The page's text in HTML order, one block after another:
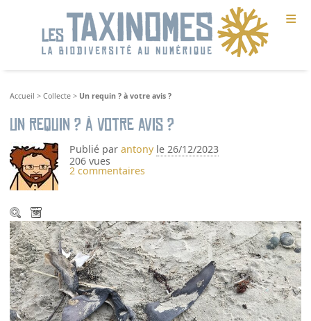
≡
Accueil >Collecte > Un requin ? à votre avis ?
Un requin ? à votre avis ?
Publié parantony le 26/12/2023
206 vues
2 commentaires